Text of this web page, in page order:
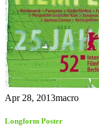
Apr 28, 2013macro
Longform Poster